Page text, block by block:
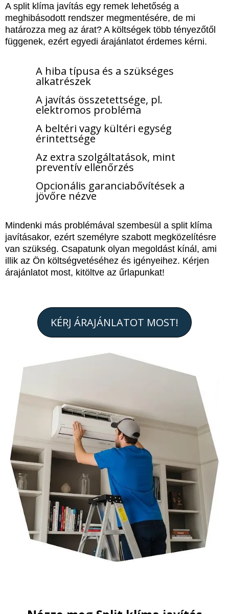
A split klíma javítás egy remek lehetőség a
meghibásodott rendszer megmentésére, de mi
határozza meg az árat? A költségek több tényezőtől
függenek, ezért egyedi árajánlatot érdemes kérni.
A hiba típusa és a szükséges
alkatrészek
A javítás összetettsége, pl.
elektromos probléma
A beltéri vagy kültéri egység
érintettsége
Az extra szolgáltatások, mint
preventív ellenőrzés
Opcionális garanciabővítések a
jövőre nézve
Mindenki más problémával szembesül a split klíma
javításakor, ezért személyre szabott megközelítésre
van szükség. Csapatunk olyan megoldást kínál, ami
illik az Ön költségvetéséhez és igényeihez. Kérjen
árajánlatot most, kitöltve az űrlapunkat!
KÉRJ ÁRAJÁNLATOT MOST!